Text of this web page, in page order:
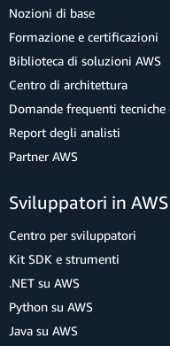
Nozioni di base
Formazione e certificazioni
Biblioteca di soluzioni AWS
Centro di architettura
Domande frequenti
Report degli analisti
Partner AWS
Sviluppatori in AWS
Centro per sviluppatori
Kit SDK e strumenti
.NET su AWS
Python su AWS
Java su AWS